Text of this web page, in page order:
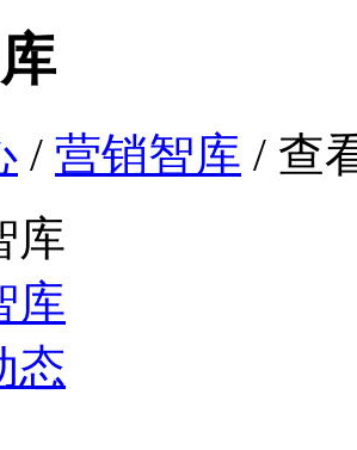
/ 营销智库 / 查
库
库
态